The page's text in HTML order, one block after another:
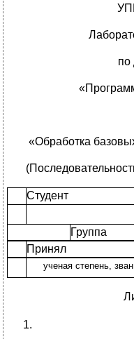
по
«Обработка
Студент
Группа
Принял
ученая степень,